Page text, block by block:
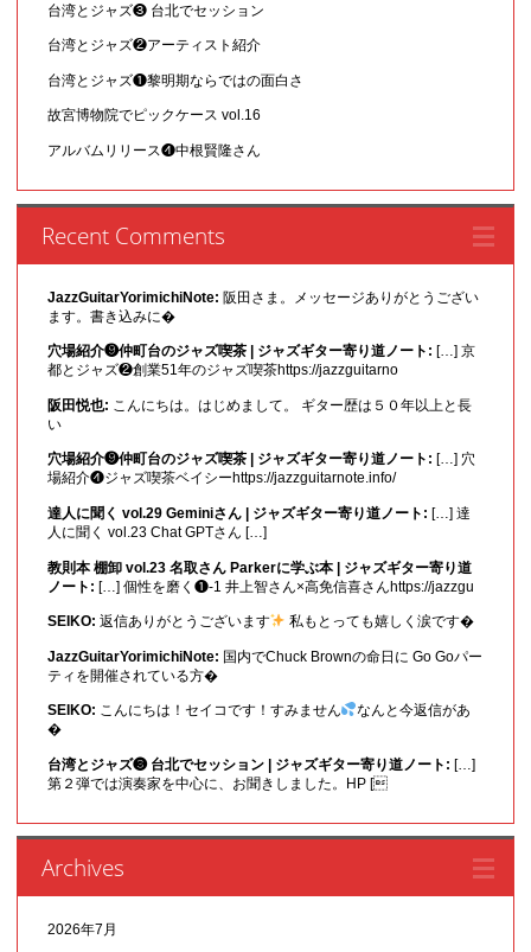
台湾とジャズ❸ 台北でセッション
台湾とジャズ❷アーティスト紹介
台湾とジャズ❶黎明期ならではの面白さ
故宮博物院でピックケース vol.16
アルバムリリース❹中根賢隆さん
Recent Comments
JazzGuitarYorimichiNote: 阪田さま。メッセージありがとうござい
ます。書き込みに�
穴場紹介❾仲町台のジャズ喫茶 | ジャズギター寄り道ノート: […] 京
都とジャズ❷創業51年のジャズ喫茶https://jazzguitarno
阪田悦也: こんにちは。はじめまして。 ギター歴は５０年以上と長
い
穴場紹介❾仲町台のジャズ喫茶 | ジャズギター寄り道ノート: […] 穴
場紹介❹ジャズ喫茶ベイシーhttps://jazzguitarnote.info/
達人に聞く vol.29 Geminiさん | ジャズギター寄り道ノート: […] 達
人に聞く vol.23 Chat GPTさん […]
教則本 棚卸 vol.23 名取さん Parkerに学ぶ本 | ジャズギター寄り道
ノート: […] 個性を磨く❶-1 井上智さん×高免信喜さんhttps://jazzgu
SEIKO: 返信ありがとうございます 私もとっても嬉しく涙です�
JazzGuitarYorimichiNote: 国内でChuck Brownの命日に Go Goパー
ティを開催されている方�
SEIKO: こんにちは！セイコです！すみません
なんと今返信があ
�
台湾とジャズ❸ 台北でセッション | ジャズギター寄り道ノート: […]
第２弾では演奏家を中心に、お聞きしました。HP [
Archives
2026年7月